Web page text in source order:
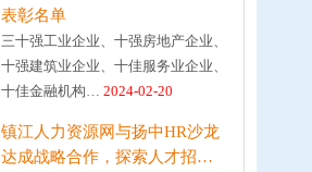
表彰名单
三十强工业企业、十强房地产企业、
十强建筑业企业、十佳服务业企业、
十佳金融机构… 2024-02-20
镇江人力资源网与扬中HR沙龙
达成战略合作，探索人才招…